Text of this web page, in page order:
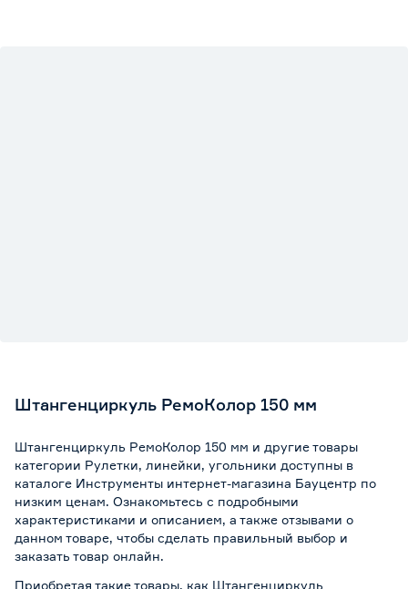
Штангенциркуль РемоКолор 150 мм
Штангенциркуль РемоКолор 150 мм и другие товары
категории Рулетки, линейки, угольники доступны в
каталоге Инструменты интернет-магазина Бауцентр по
низким ценам. Ознакомьтесь с подробными
характеристиками и описанием, а также отзывами о
данном товаре, чтобы сделать правильный выбор и
заказать товар онлайн.
Приобретая такие товары, как Штангенциркуль